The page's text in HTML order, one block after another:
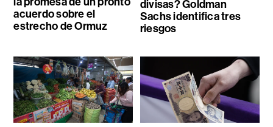
acuerdo sobre el
estrecho de Ormuz
divisas? Goldman
Sachs identifica tres
riesgos